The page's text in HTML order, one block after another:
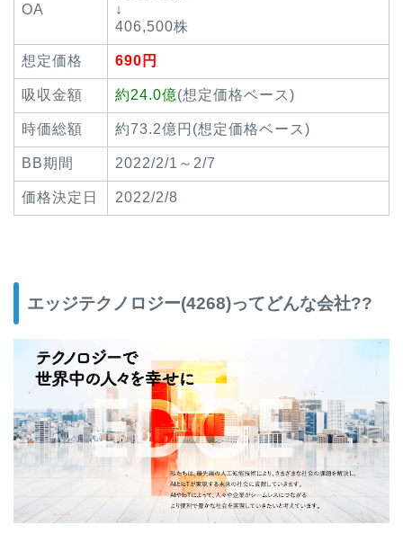
OA
↓
406,500株
想定価格 690円
吸収金額 約24.0億(想定価格ベース)
時価総額 約73.2億円(想定価格ベース)
BB期間 2022/2/1～2/7
価格決定日 2022/2/8
エッジテクノロジー(4268)ってどんな会社??